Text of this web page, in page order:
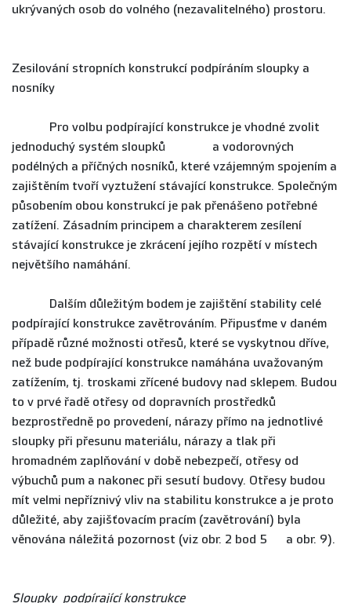
ukrývaných osob do volného (nezavalitelného) prostoru.
Zesilování stropních konstrukcí podpíráním sloupky a
nosníky
Pro volbu podpírající konstrukce je vhodné zvolit
jednoduchý systém sloupků a vodorovných
podélných a příčných nosníků, které vzájemným spojením a
zajištěním tvoří vyztužení stávající konstrukce. Společným
působením obou konstrukcí je pak přenášeno potřebné
zatížení. Zásadním principem a charakterem zesílení
stávající konstrukce je zkrácení jejího rozpětí v místech
největšího namáhání.
Dalším důležitým bodem je zajištění stability celé
podpírající konstrukce zavětrováním. Připusťme v daném
případě různé možnosti otřesů, které se vyskytnou dříve,
než bude podpírající konstrukce namáhána uvažovaným
zatížením, tj. troskami zřícené budovy nad sklepem. Budou
to v prvé řadě otřesy od dopravních prostředků
bezprostředně po provedení, nárazy přímo na jednotlivé
sloupky při přesunu materiálu, nárazy a tlak při
hromadném zaplňování v době nebezpečí, otřesy od
výbuchů pum a nakonec při sesutí budovy. Otřesy budou
mít velmi nepříznivý vliv na stabilitu konstrukce a je proto
důležité, aby zajišťovacím pracím (zavětrování) byla
věnována náležitá pozornost (viz obr. 2 bod 5 a obr. 9).
Sloupky podpírající konstrukce